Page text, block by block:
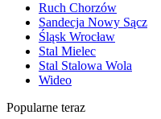
Ruch Chorzów
Sandecja Nowy Sącz
Śląsk Wrocław
Stal Mielec
Stal Stalowa Wola
Wideo
Popularne teraz